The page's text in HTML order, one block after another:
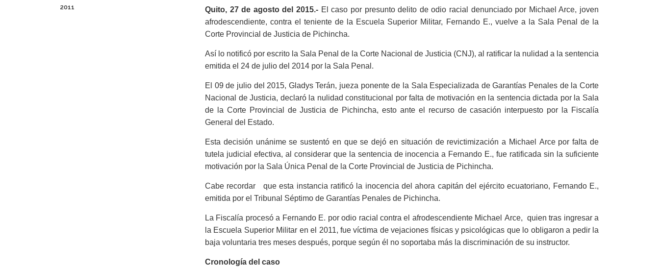
2011 Quito, 27 de agosto del 2015.- El caso por presunto delito de odio racial denunciado por Michael Arce, joven
afrodescendiente, contra el teniente de la Escuela Superior Militar, Fernando E., vuelve a la Sala Penal de la
Corte Provincial de Justicia de Pichincha.
Así lo notificó por escrito la Sala Penal de la Corte Nacional de Justicia (CNJ), al ratificar la nulidad a la sentencia
emitida el 24 de julio del 2014 por la Sala Penal.
El 09 de julio del 2015, Gladys Terán, jueza ponente de la Sala Especializada de Garantías Penales de la Corte
Nacional de Justicia, declaró la nulidad constitucional por falta de motivación en la sentencia dictada por la Sala
de la Corte Provincial de Justicia de Pichincha, esto ante el recurso de casación interpuesto por la Fiscalía
General del Estado.
Esta decisión unánime se sustentó en que se dejó en situación de revictimización a Michael Arce por falta de
tutela judicial efectiva, al considerar que la sentencia de inocencia a Fernando E., fue ratificada sin la suficiente
motivación por la Sala Única Penal de la Corte Provincial de Justicia de Pichincha.
Cabe recordar que esta instancia ratificó la inocencia del ahora capitán del ejército ecuatoriano, Fernando E.,
emitida por el Tribunal Séptimo de Garantías Penales de Pichincha.
La Fiscalía procesó a Fernando E. por odio racial contra el afrodescendiente Michael Arce, quien tras ingresar a
la Escuela Superior Militar en el 2011, fue víctima de vejaciones físicas y psicológicas que lo obligaron a pedir la
baja voluntaria tres meses después, porque según él no soportaba más la discriminación de su instructor.
Cronología del caso